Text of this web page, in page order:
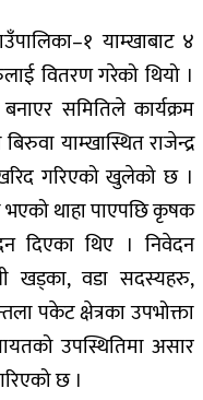
याम्खाबाट ४
वितरण गरेको थियो ।
समितिले कार्यक्रम
याम्खास्थित राजेन्द्र
गरिएको खुलेको छ ।
भएको थाहा पाएपछि कृषक
दिएका थिए । निवेदन
खड्का, वडा सदस्यहरु,
पकेट क्षेत्रका उपभोक्ता
उपस्थितिमा असार
छ ।